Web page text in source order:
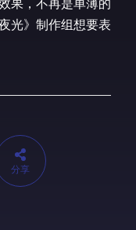
光》制作组想要表
分享